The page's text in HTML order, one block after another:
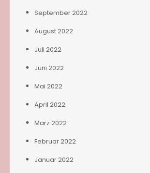
September 2022
August 2022
Juli 2022
Juni 2022
Mai 2022
April 2022
März 2022
Februar 2022
Januar 2022